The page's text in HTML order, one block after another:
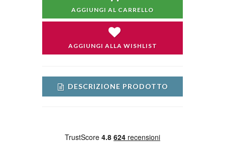
AGGIUNGI AL CARRELLO
AGGIUNGI ALLA WISHLIST
DESCRIZIONE PRODOTTO